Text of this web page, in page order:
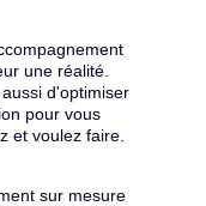
une réalité.
d'optimiser
pour vous
et voulez faire.
sur mesure